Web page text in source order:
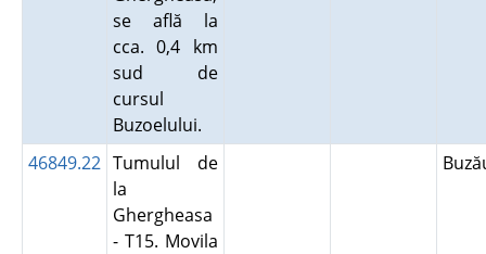
se află la
cca. 0,4 km
sud de
cursul
Buzoelului.
46849.22 Tumulul de
la
Ghergheasa
- T15. Movila